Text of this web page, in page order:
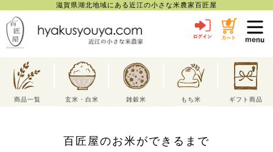
滋賀県湖北地域にある近江の小さな米農家百匠屋
商品一覧 玄米・白米 雑穀米 もち米 ギフト商品
百匠屋のお米ができるまで